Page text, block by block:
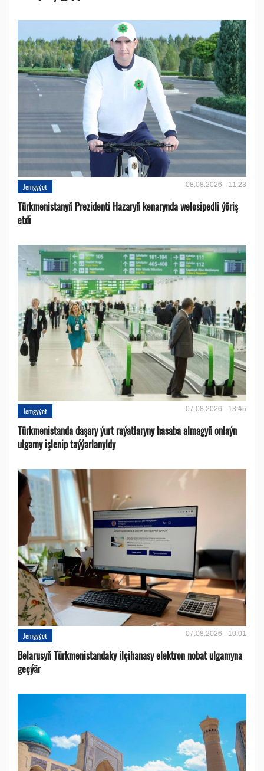
Jemgyýet 08.08.2026 - 11:23
Türkmenistanyň Prezidenti Hazaryň kenarynda welosipedli ýöriş
etdi
Jemgyýet 07.08.2026 - 13:45
Türkmenistanda daşary ýurt raýatlaryny hasaba almagyň onlaýn
ulgamy işlenip taýýarlanyldy
Jemgyýet 07.08.2026 - 10:01
Belarusyň Türkmenistandaky ilçihanasy elektron nobat ulgamyna
geçýär